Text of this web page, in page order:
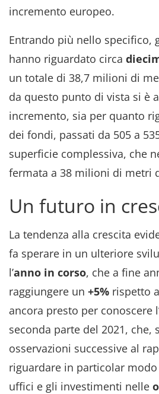
incremento europeo.
Entrando più nello specifico,
hanno riguardato circa
un totale di 38,7 milioni di
da questo punto di vista si è
incremento, sia per quanto
dei fondi, passati da 505 a
superficie complessiva, che
fermata a 38 milioni di metri
Un futuro in
La tendenza alla crescita
fa sperare in un ulteriore
l’anno in corso, che a fine
raggiungere un +5% rispetto
ancora presto per conoscere
seconda parte del 2021, che,
osservazioni successive al
riguardare in particolar
uffici e gli investimenti nelle